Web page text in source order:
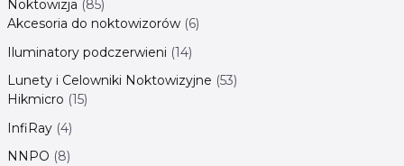
Noktowizja
85
Akcesoria do noktowizorów 6
Iluminatory podczerwieni 14
Lunety i Celowniki Noktowizyjne 53
Hikmicro 15
InfiRay 4
NNPO 8